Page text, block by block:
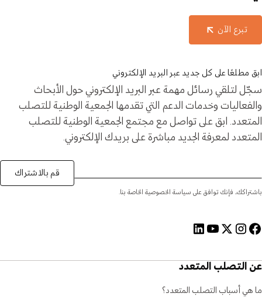
تبرع الآن
ابق مطلعًا على كل جديد عبر البريد الإلكتروني
سجّل لتلقي رسائل مهمة عبر البريد الإلكتروني حول الأبحاث
والفعاليات وخدمات الدعم التي تقدمها الجمعية الوطنية للتصلب
المتعدد. ابق على تواصل مع مجتمع الجمعية الوطنية للتصلب
المتعدد لمعرفة الجديد مباشرة على بريدك الإلكتروني.
باشتراكك، فإنك توافق على سياسة الخصوصية الخاصة بنا.
قم بالاشتراك
عن التصلب المتعدد
ما هي أسباب التصلب المتعدد؟